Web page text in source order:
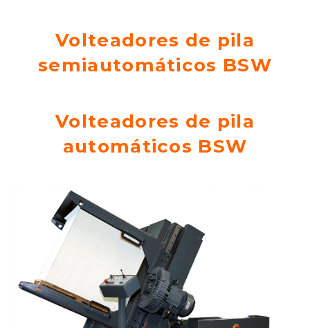
Volteadores de pila
semiautomáticos BSW
Volteadores de pila
automáticos BSW